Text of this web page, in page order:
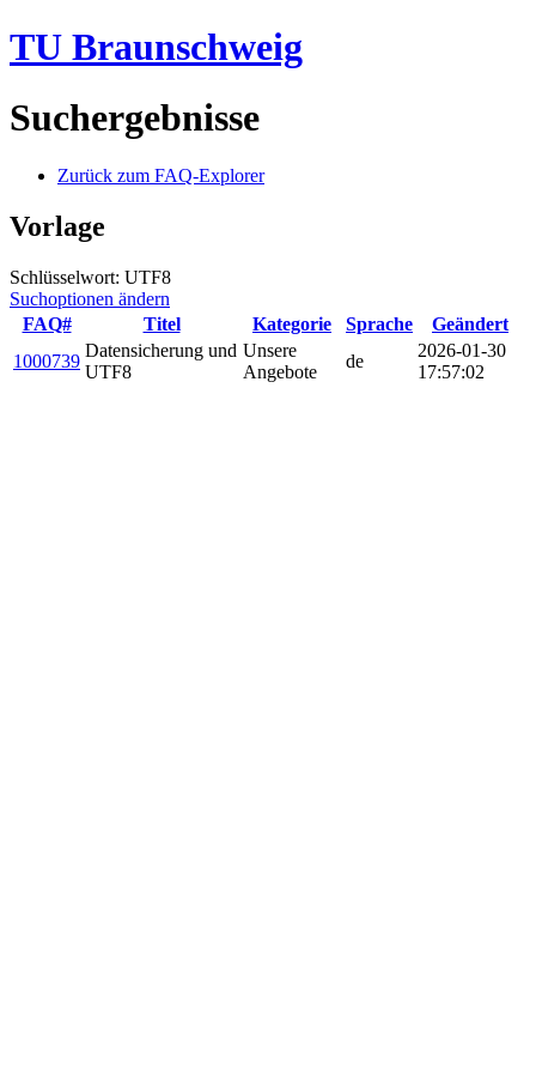
TU Braunschweig
Suchergebnisse
Zurück zum FAQ-Explorer
Vorlage
Schlüsselwort: UTF8
Suchoptionen ändern
FAQ#
Titel Kategorie Sprache
Geändert
1000739
Datensicherung und
UTF8
Unsere
Angebote
de
2026-01-30
17:57:02